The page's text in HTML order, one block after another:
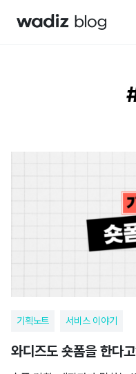
기획노트 서비스 이야기
와디즈도 숏폼을 한다